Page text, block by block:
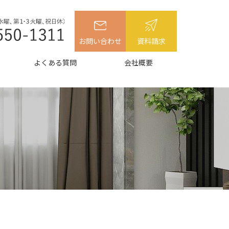
お問い合わせ 資料請求
よくある質問 会社概要